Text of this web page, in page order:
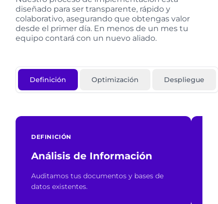
diseñado para ser transparente, rápido y
colaborativo, asegurando que obtengas valor
desde el primer día. En menos de un mes tu
equipo contará con un nuevo aliado.
Definición Optimización Despliegue
DEFINICIÓN
Análisis de Información
Auditamos tus documentos y bases de
datos existentes.